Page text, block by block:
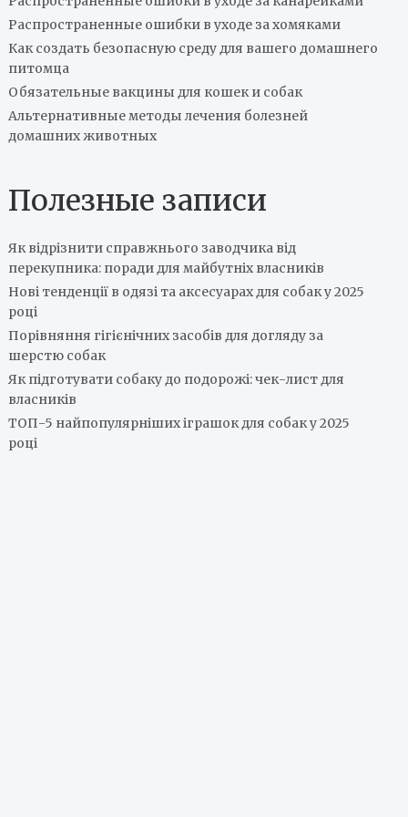
Распространенные ошибки в уходе за хомяками
Как создать безопасную среду для вашего домашнего
питомца
Обязательные вакцины для кошек и собак
Альтернативные методы лечения болезней
домашних животных
Полезные записи
Як відрізнити справжнього заводчика від
перекупника: поради для майбутніх власників
Нові тенденції в одязі та аксесуарах для собак у 2025
році
Порівняння гігієнічних засобів для догляду за
шерстю собак
Як підготувати собаку до подорожі: чек-лист для
власників
ТОП-5 найпопулярніших іграшок для собак у 2025
році